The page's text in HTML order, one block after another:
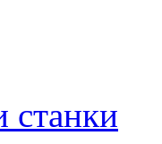
станки